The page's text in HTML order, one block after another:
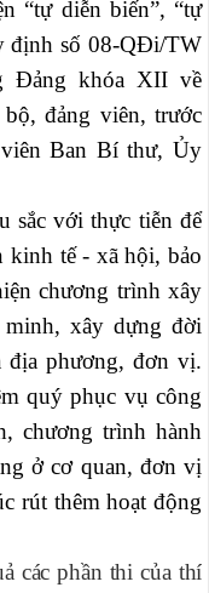
“tự diễn biến”, “tự
định số 08-QĐi/TW
Đảng khóa XII về
đảng viên, trước
Ban Bí thư, Ủy
với thực tiễn để
kinh tế - xã hội, bảo
chương trình xây
xây dựng đời
địa phương, đơn vị.
quý phục vụ công
chương trình hành
ở cơ quan, đơn vị
rút thêm hoạt động
các phần thi của thí